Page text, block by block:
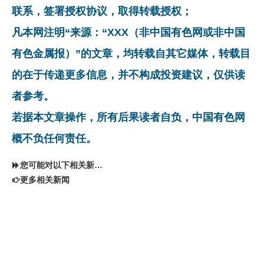
联系，签署授权协议，取得转载授权；
凡本网注明“来源：“XXX（非中国有色网或非中国
有色金属报）”的文章，均转载自其它媒体，转载目
的在于传递更多信息，并不构成投资建议，仅供读
者参考。
若据本文章操作，所有后果读者自负，中国有色网
概不负任何责任。
您可能对以下相关新闻同样感兴趣
更多相关新闻